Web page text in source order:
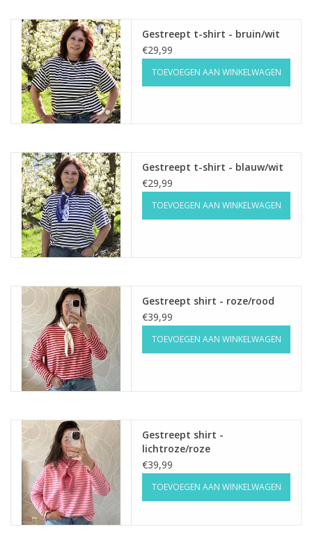
Gestreept t-shirt - bruin/wit
€29,99
TOEVOEGEN AAN WINKELWAGEN
Gestreept t-shirt - blauw/wit
€29,99
TOEVOEGEN AAN WINKELWAGEN
Gestreept shirt - roze/rood
€39,99
TOEVOEGEN AAN WINKELWAGEN
Gestreept shirt -
lichtroze/roze
€39,99
TOEVOEGEN AAN WINKELWAGEN